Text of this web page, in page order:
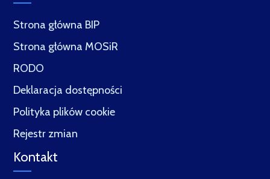
Strona główna BIP
Strona główna MOSiR
RODO
Deklaracja dostępności
Polityka plików cookie
Rejestr zmian
Kontakt